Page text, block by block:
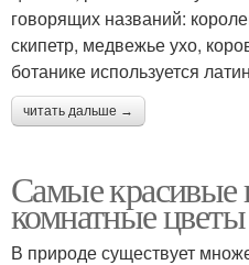
говорящих названий:
скипетр, медвежье ухо,
ботанике используется
читать дальше →
Самые красивые
комнатные
В природе существует